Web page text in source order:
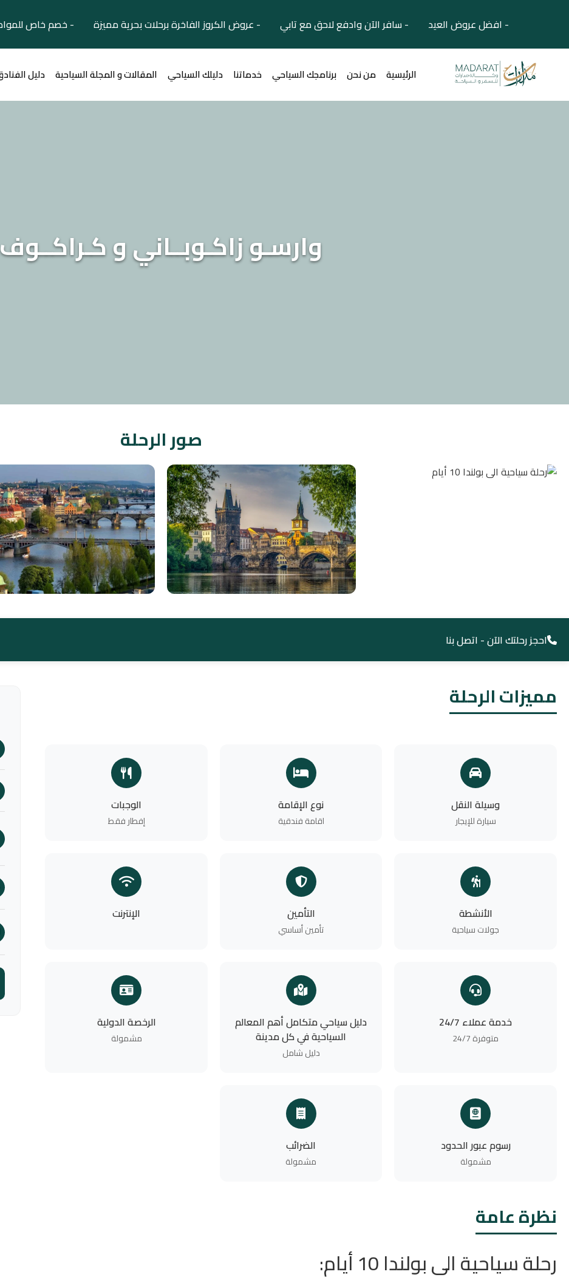
- افضل عروض العيد - سافر الآن وادفع لاحق مع تابي - عروض الكروز الفاخرة برحلات بحرية مميزة - خصم خاص
الرئيسية من نحن برنامجك السياحي خدماتنا دليلك السياحي المقالات و المجلة السياحية دليل
وارسـو زاكـوبــاني و كـراكــوف
صور الرحلة
احجز رحلتك الآن - اتصل بنا
مميزات الرحلة
وسيلة النقل
سيارة للإيجار
نوع الإقامة
اقامة فندقية
الوجبات
إفطار فقط
الأنشطة
جولات سياحية
التأمين
تأمين أساسي
الإنترنت
خدمة عملاء 24/7
متوفرة 24/7
دليل سياحي متكامل أهم المعالم
السياحية في كل مدينة
دليل شامل
الرخصة الدولية
مشمولة
رسوم عبور الحدود
مشمولة
الضرائب
مشمولة
نظرة عامة
رحلة سياحية الى بولندا 10 أيام: